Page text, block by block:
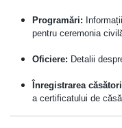
Programări:
pentru ceremonia
Oficiere: Detalii
Înregistrarea
a certificatului de